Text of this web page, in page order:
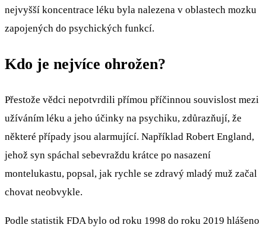
nejvyšší koncentrace léku byla nalezena v oblastech mozku
zapojených do psychických funkcí.
Kdo je nejvíce ohrožen?
Přestože vědci nepotvrdili přímou příčinnou souvislost mezi
užíváním léku a jeho účinky na psychiku, zdůrazňují, že
některé případy jsou alarmující. Například Robert England,
jehož syn spáchal sebevraždu krátce po nasazení
montelukastu, popsal, jak rychle se zdravý mladý muž začal
chovat neobvykle.
Podle statistik FDA bylo od roku 1998 do roku 2019 hlášeno